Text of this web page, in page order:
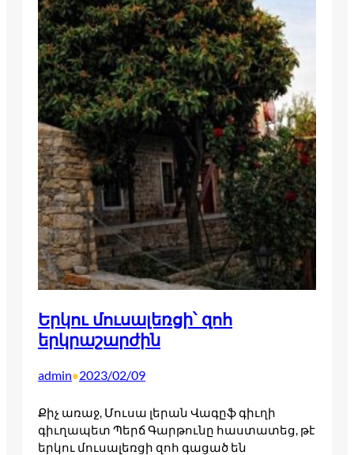
Երկու մուսալեռցի՝ զոհ
երկրաշարժին
admin•2023/02/09
Քիչ առաջ, Մուսա լերան Վագըֆ գիւղի
գիւղապետ Պերճ Գարթունը հաստատեց, թէ
երկու մուսալեռցի զոհ գացած են